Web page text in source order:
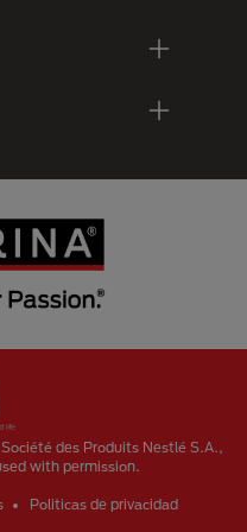
des Produits Nestlé S.A.,
with permission.
Politicas de privacidad